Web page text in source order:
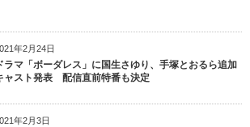
年2月24日
ラマ「ボーダレス」に国生さゆり、手塚とおるら追加
ャスト発表 配信直前特番も決定
年2月3日